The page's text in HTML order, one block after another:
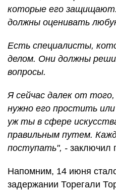
которые его
должны оценивать
Есть специалисты,
делом. Они должны
вопросы.
Я сейчас далек от
нужно его простить
уж ты в сфере
правильным путем.
поступать", - заключил
Напомним, 14 июня
задержании Торегали